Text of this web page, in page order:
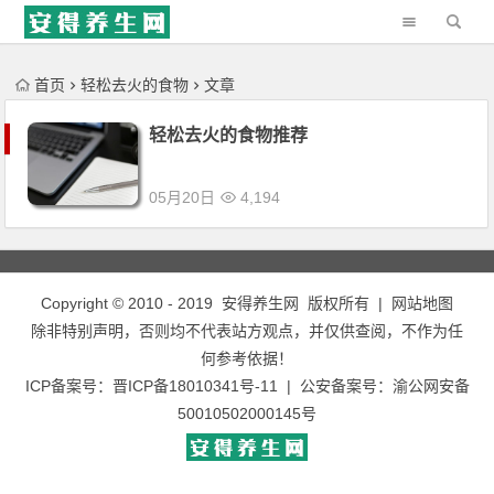
'); })();
首页 轻松去火的食物 文章
轻松去火的食物推荐
05月20日 4,194
Copyright © 2010 - 2019 安得养生网 版权所有 |
网站地图
除非特别声明，否则均不代表站方观点，并仅供查阅，不作为任
何参考依据！
ICP备案号： 晋ICP备18010341号-11 | 公安备案号： 渝公网安备
50010502000145号